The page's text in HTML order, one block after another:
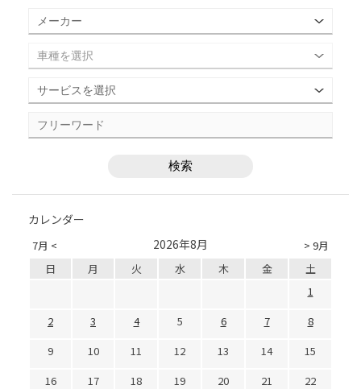
カレンダー
7月 < > 9月
2026年8月
日 月 火 水 木 金
土
1
2
3 4 5 6 7
8
9
10 11 12 13 14
15
16
17 18 19 20 21
22